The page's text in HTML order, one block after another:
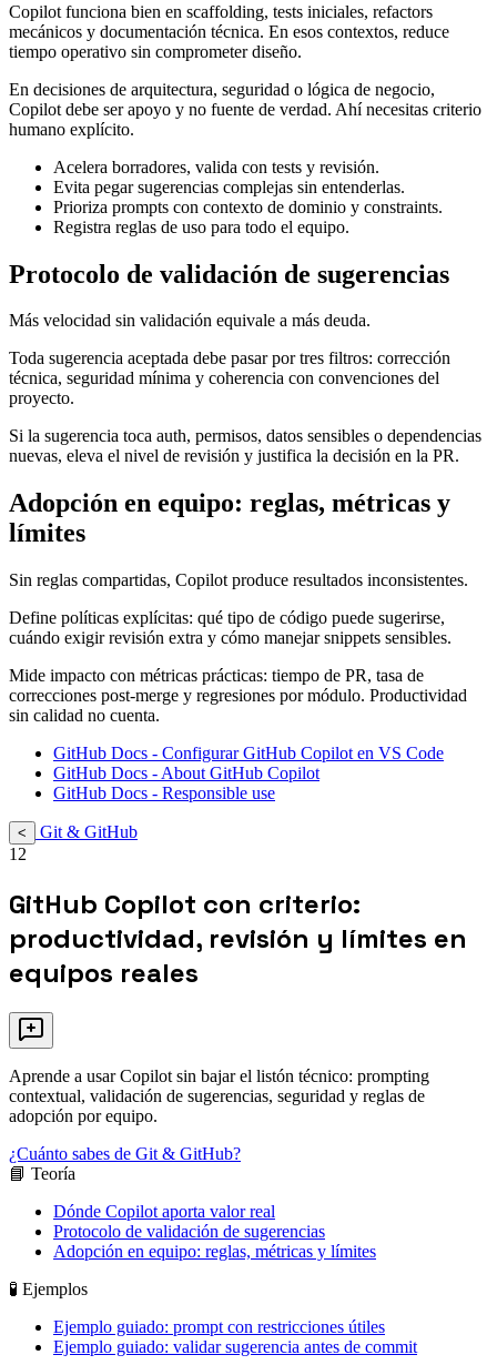
Copilot funciona bien en scaffolding, tests iniciales, refactors
mecánicos y documentación técnica. En esos contextos, reduce
tiempo operativo sin comprometer diseño.
En decisiones de arquitectura, seguridad o lógica de negocio,
Copilot debe ser apoyo y no fuente de verdad. Ahí necesitas criterio
humano explícito.
Acelera borradores, valida con tests y revisión.
Evita pegar sugerencias complejas sin entenderlas.
Prioriza prompts con contexto de dominio y constraints.
Registra reglas de uso para todo el equipo.
Protocolo de validación de sugerencias
Más velocidad sin validación equivale a más deuda.
Toda sugerencia aceptada debe pasar por tres filtros: corrección
técnica, seguridad mínima y coherencia con convenciones del
proyecto.
Si la sugerencia toca auth, permisos, datos sensibles o dependencias
nuevas, eleva el nivel de revisión y justifica la decisión en la PR.
Adopción en equipo: reglas, métricas y
límites
Sin reglas compartidas, Copilot produce resultados inconsistentes.
Define políticas explícitas: qué tipo de código puede sugerirse,
cuándo exigir revisión extra y cómo manejar snippets sensibles.
Mide impacto con métricas prácticas: tiempo de PR, tasa de
correcciones post-merge y regresiones por módulo. Productividad
sin calidad no cuenta.
GitHub Docs - Configurar GitHub Copilot en VS Code
GitHub Docs - About GitHub Copilot
GitHub Docs - Responsible use
<
Git & GitHub
12
GitHub Copilot con criterio:
productividad, revisión y límites en
equipos reales
Aprende a usar Copilot sin bajar el listón técnico: prompting
contextual, validación de sugerencias, seguridad y reglas de
adopción por equipo.
¿Cuánto sabes de Git & GitHub?
📘 Teoría
Dónde Copilot aporta valor real
Protocolo de validación de sugerencias
Adopción en equipo: reglas, métricas y límites
🧪 Ejemplos
Ejemplo guiado: prompt con restricciones útiles
Ejemplo guiado: validar sugerencia antes de commit